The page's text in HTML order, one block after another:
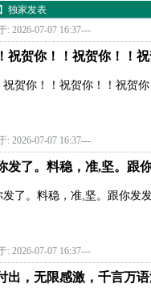
独家发表
: 2026-07-07 16:37---
祝贺你！！祝贺你！！
祝贺你！！祝贺你！！祝贺
: 2026-07-07 16:37---
发了。料稳，准,坚。跟
发了。料稳，准,坚。跟你发
: 2026-07-07 16:37---
出，无限感激，千言万